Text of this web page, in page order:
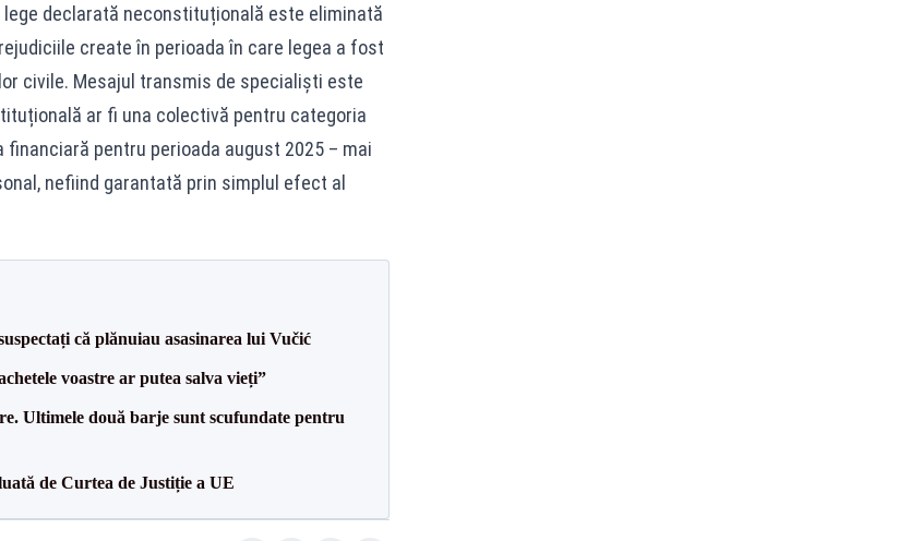
declarată neconstituțională este eliminată
create în perioada în care legea a fost
civile. Mesajul transmis de specialiști este
ar fi una colectivă pentru categoria
pentru perioada august 2025 – mai
nefiind garantată prin simplul efect al
că plănuiau asasinarea lui Vučić
voastre ar putea salva vieți”
Ultimele două barje sunt scufundate pentru
de Curtea de Justiție a UE